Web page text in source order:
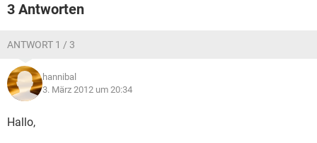
3 Antworten
ANTWORT 1 / 3
hannibal
3. März 2012 um 20:34
Hallo,